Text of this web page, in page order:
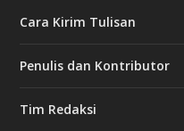
Cara Kirim Tulisan
Penulis dan Kontributor
Tim Redaksi